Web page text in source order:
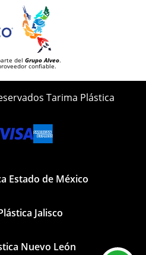
del Grupo Alveo.
confiable.
Tarima Plástica
Estado de México
Jalisco
Nuevo León